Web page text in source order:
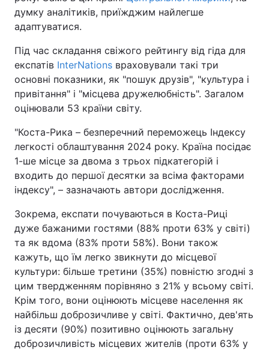
думку аналітиків, приїжджим найлегше
адаптуватися.
Під час складання свіжого рейтингу від гіда для
експатів InterNations враховували такі три
основні показники, як "пошук друзів", "культура і
привітання" і "місцева дружелюбність". Загалом
оцінювали 53 країни світу.
"Коста-Рика – безперечний переможець Індексу
легкості облаштування 2024 року. Країна посідає
1-ше місце за двома з трьох підкатегорій і
входить до першої десятки за всіма факторами
індексу", – зазначають автори дослідження.
Зокрема, експати почуваються в Коста-Риці
дуже бажаними гостями (88% проти 63% у світі)
та як вдома (83% проти 58%). Вони також
кажуть, що їм легко звикнути до місцевої
культури: більше третини (35%) повністю згодні з
цим твердженням порівняно з 21% у всьому світі.
Крім того, вони оцінюють місцеве населення як
найбільш доброзичливе у світі. Фактично, дев'ять
із десяти (90%) позитивно оцінюють загальну
доброзичливість місцевих жителів (проти 63% у